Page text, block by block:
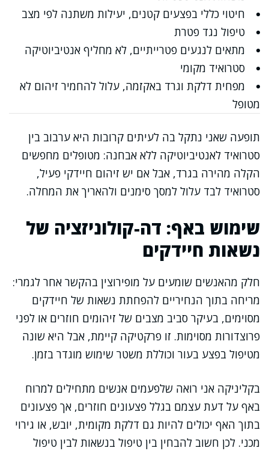
חיטוי כללי בפצעים קטנים, יעילות משתנה לפי מצב
טיפול נגד פטרת
מתאים לנגעים פטרייתיים, לא מחליף אנטיביוטיקה
סטרואיד מקומי
מפחית דלקת וגרד באקזמה, עלול להחמיר זיהום לא
מטופל
תופעה שאני נתקל בה לעיתים קרובות היא ערבוב בין
סטרואיד לאנטיביוטיקה ללא אבחנה: מטופלים מחפשים
הקלה מהירה בגרד, אבל אם יש זיהום חיידקי פעיל,
סטרואיד לבד עלול למסך סימנים ולהאריך את המחלה.
שימוש באף: דה-קולוניזציה של
נשאות חיידקים
חלק מהאנשים שומעים על מופירוצין בהקשר אחר לגמרי:
מריחה בתוך הנחיריים להפחתת נשאות של חיידקים
מסוימים, בעיקר סביב מצבים של זיהומים חוזרים או לפני
פרוצדורות מסוימות. זו פרקטיקה קיימת, אבל היא שונה
מטיפול בפצע בעור וכוללת משטר שימוש מוגדר בזמן.
בקליניקה אני רואה שלפעמים אנשים מתחילים למרוח
באף על דעת עצמם בגלל פצעונים חוזרים, אך פצעונים
בתוך האף יכולים להיות גם דלקת מקומית, יובש, או גירוי
מכני. לכן חשוב להבחין בין טיפול בנשאות לבין טיפול